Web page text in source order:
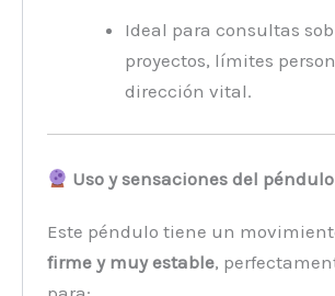
Ideal para consultas
proyectos, límites
dirección vital.
Uso y sensaciones del péndulo
Este péndulo tiene un
firme y muy estable,